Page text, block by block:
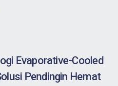
Evaporative-Cooled
Pendingin Hemat